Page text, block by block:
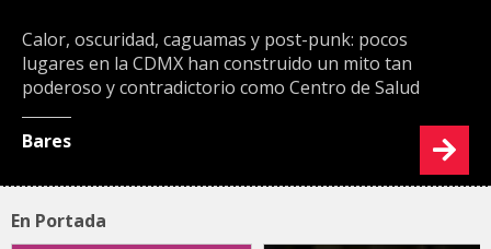
Calor, oscuridad, caguamas y post-punk: pocos
lugares en la CDMX han construido un mito tan
poderoso y contradictorio como Centro de Salud
Bares
En Portada